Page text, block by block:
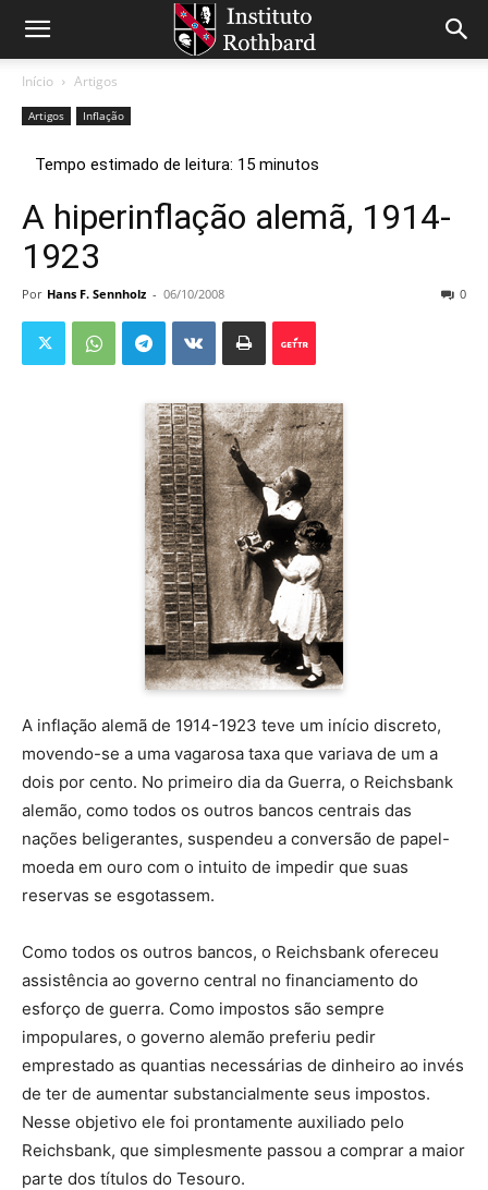
Início Artigos
Artigos Inflação
A hiperinflação alemã, 1914-
1923
Por Hans F. Sennholz - 06/10/2008 0
A inflação alemã de 1914-1923 teve um início discreto,
movendo-se a uma vagarosa taxa que variava de um a
dois por cento. No primeiro dia da Guerra, o Reichsbank
alemão, como todos os outros bancos centrais das
nações beligerantes, suspendeu a conversão de papel-
moeda em ouro com o intuito de impedir que suas
reservas se esgotassem.
Como todos os outros bancos, o Reichsbank ofereceu
assistência ao governo central no financiamento do
esforço de guerra. Como impostos são sempre
impopulares, o governo alemão preferiu pedir
emprestado as quantias necessárias de dinheiro ao invés
de ter de aumentar substancialmente seus impostos.
Nesse objetivo ele foi prontamente auxiliado pelo
Reichsbank, que simplesmente passou a comprar a maior
parte dos títulos do Tesouro.